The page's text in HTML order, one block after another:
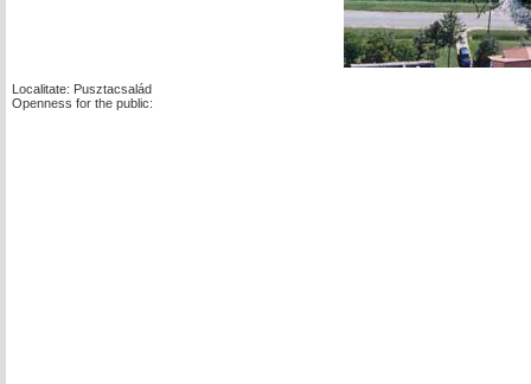
Localitate: Pusztacsalád
Openness for the public: